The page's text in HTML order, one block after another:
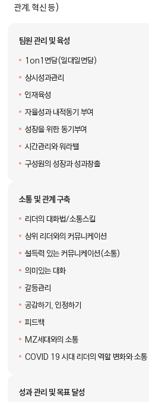
관계, 혁신 등)
팀원 관리 및 육성
1on1면담(일대일면담)
상시성과관리
인재육성
자율성과 내적동기 부여
성장을 위한 동기부여
시간관리와 워라밸
구성원의 성장과 성과창출
소통 및 관계 구축
리더의 대화법/소통스킬
상위 리더와의 커뮤니케이션
설득력 있는 커뮤니케이션(소통)
의미있는 대화
갈등관리
공감하기, 인정하기
피드백
MZ세대와의 소통
COVID 19 시대 리더의 역할 변화와 소통
성과 관리 및 목표 달성